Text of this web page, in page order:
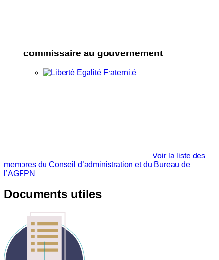
commissaire au gouvernement
Voir la liste des
membres du Conseil d’administration et du Bureau de
l’AGFPN
Documents utiles